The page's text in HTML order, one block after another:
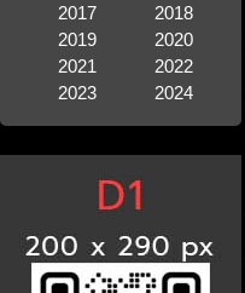
2017
2018
2019
2020
2021
2022
2023
2024